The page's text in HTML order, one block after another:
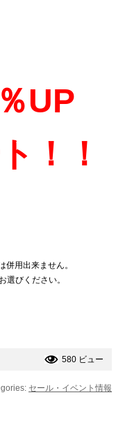
UP
！！
用出来ません。
選びください。
580 ビュー
セール・イベント情報